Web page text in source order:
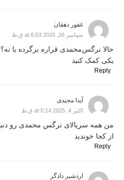
غفور دهقان
سپتامبر 26, 2025 at 6:53 ق.ظ
حالا نرگس‌محمدی قراره برگرده یا
یکی کمک کنید
Reply
آیدا مجیدی
اکتبر 4, 2025 at 5:14 ق.ظ
من همه سریالای نرگس محمدی رو
از کجا خوندید
Reply
اردشیر دادگر